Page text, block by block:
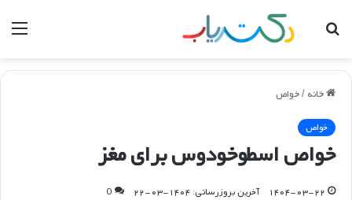
جستجو
خانه /خواص
خواص
خواص اسطوخودوس برای مغز
۱۴۰۴-۰۳-۲۲ آخرین بروزرسانی: ۱۴۰۴-۰۳-۲۲
0